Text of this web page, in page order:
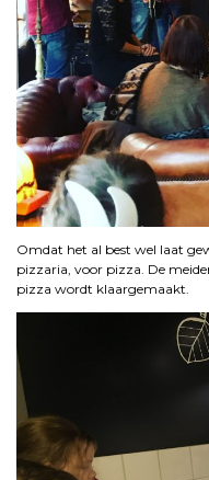
Omdat het al best wel laat
pizzaria, voor pizza. De
pizza wordt klaargemaakt.